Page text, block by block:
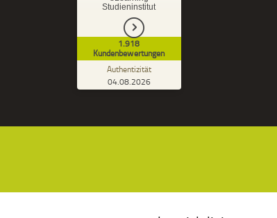
Studieninstitut
1.918
Kundenbewertungen
Authentizität
04.08.2026
ProvenExpert.com
ProvenExpert.com
1.827
Bewertungen von